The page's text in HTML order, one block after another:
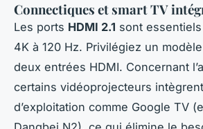
Connectiques et smart TV
Les ports HDMI 2.1 sont
4K à 120 Hz. Privilégiez un
deux entrées HDMI. Concernant
certains vidéoprojecteurs
d’exploitation comme Google TV